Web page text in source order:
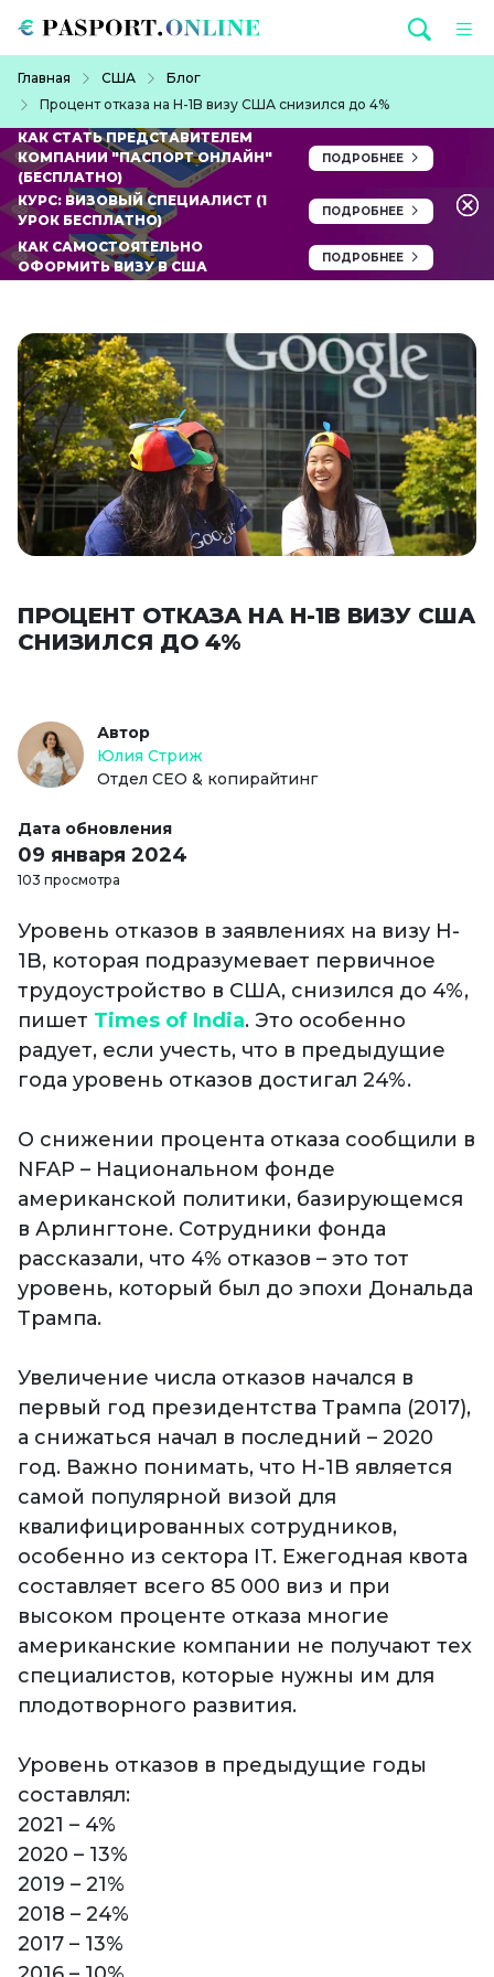
Главная США
Блог
Процент отказа на H-1B визу США снизился до 4%
КАК СТАТЬ ПРЕДСТАВИТЕЛЕМ
КОМПАНИИ "ПАСПОРТ ОНЛАЙН"
(БЕСПЛАТНО)
ПОДРОБНЕЕ
КУРС: ВИЗОВЫЙ СПЕЦИАЛИСТ (1
УРОК БЕСПЛАТНО)
ПОДРОБНЕЕ
КАК САМОСТОЯТЕЛЬНО
ОФОРМИТЬ ВИЗУ В США
ПОДРОБНЕЕ
ПРОЦЕНТ ОТКАЗА НА H-1B ВИЗУ США
СНИЗИЛСЯ ДО 4%
Автор
Юлия Стриж
Отдел СЕО & копирайтинг
Дата обновления
09 января 2024
103 просмотра
Уровень отказов в заявлениях на визу H-
1B, которая подразумевает первичное
трудоустройство в США, снизился до 4%,
пишет Times of India. Это особенно
радует, если учесть, что в предыдущие
года уровень отказов достигал 24%.
О снижении процента отказа сообщили в
NFAP – Национальном фонде
американской политики, базирующемся
в Арлингтоне. Сотрудники фонда
рассказали, что 4% отказов – это тот
уровень, который был до эпохи Дональда
Трампа.
Увеличение числа отказов начался в
первый год президентства Трампа (2017),
а снижаться начал в последний – 2020
год. Важно понимать, что H-1B является
самой популярной визой для
квалифицированных сотрудников,
особенно из сектора IT. Ежегодная квота
составляет всего 85 000 виз и при
высоком проценте отказа многие
американские компании не получают тех
специалистов, которые нужны им для
плодотворного развития.
Уровень отказов в предыдущие годы
составлял:
2021 – 4%
2020 – 13%
2019 – 21%
2018 – 24%
2017 – 13%